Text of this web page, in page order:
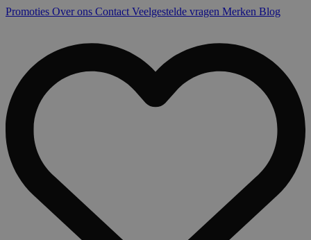
Promoties Over ons Contact Veelgestelde vragen Merken Blog